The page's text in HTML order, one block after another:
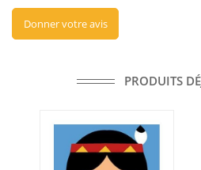
Donner votre avis
PRODUITS